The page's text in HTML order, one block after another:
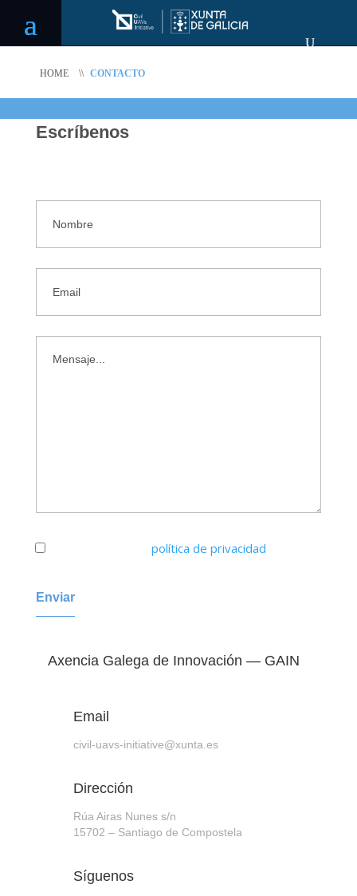
HOME \\ CONTACTO
Escríbenos
política de privacidad
Axencia Galega de Innovación — GAIN
Email
civil-uavs-initiative@xunta.es
Dirección
Rúa Airas Nunes s/n
15702 – Santiago de Compostela
Síguenos